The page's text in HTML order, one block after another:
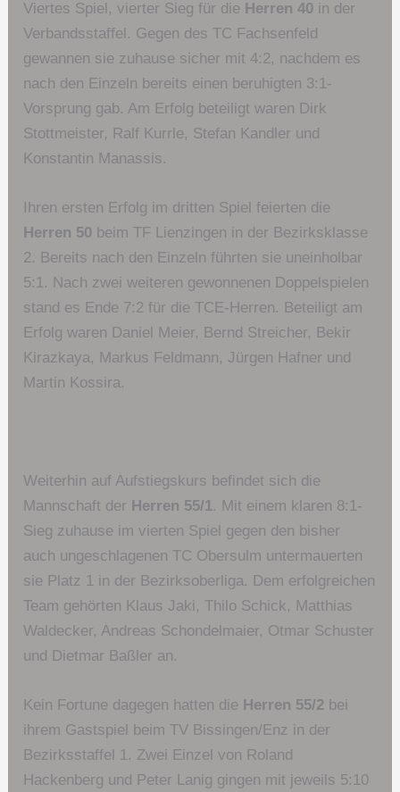
Viertes Spiel, vierter Sieg für die Herren 40 in der
Verbandsstaffel. Gegen des TC Fachsenfeld
gewannen sie zuhause sicher mit 4:2, nachdem es
nach den Einzeln bereits einen beruhigten 3:1-
Vorsprung gab. Am Erfolg beteiligt waren Dirk
Stottmeister, Ralf Kurrle, Stefan Kandler und
Konstantin Manassis.
Ihren ersten Erfolg im dritten Spiel feierten die
Herren 50 beim TF Lienzingen in der Bezirksklasse
2. Bereits nach den Einzeln führten sie uneinholbar
5:1. Nach zwei weiteren gewonnenen Doppelspielen
stand es Ende 7:2 für die TCE-Herren. Beteiligt am
Erfolg waren Daniel Meier, Bernd Streicher, Bekir
Kirazkaya, Markus Feldmann, Jürgen Hafner und
Martin Kossira.
Weiterhin auf Aufstiegskurs befindet sich die
Mannschaft der Herren 55/1. Mit einem klaren 8:1-
Sieg zuhause im vierten Spiel gegen den bisher
auch ungeschlagenen TC Obersulm untermauerten
sie Platz 1 in der Bezirksoberliga. Dem erfolgreichen
Team gehörten Klaus Jaki, Thilo Schick, Matthias
Waldecker, Andreas Schondelmaier, Otmar Schuster
und Dietmar Baßler an.
Kein Fortune dagegen hatten die Herren 55/2 bei
ihrem Gastspiel beim TV Bissingen/Enz in der
Bezirksstaffel 1. Zwei Einzel von Roland
Hackenberg und Peter Lanig gingen mit jeweils 5:10